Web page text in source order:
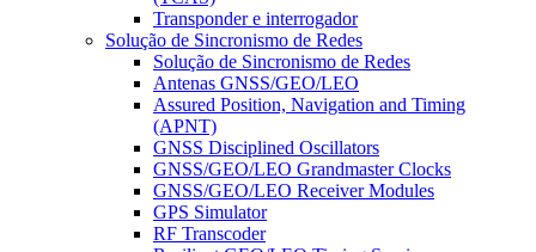
Transponder e interrogador
Solução de Sincronismo de Redes
Solução de Sincronismo de Redes
Antenas GNSS/GEO/LEO
Assured Position, Navigation and Timing
(APNT)
GNSS Disciplined Oscillators
GNSS/GEO/LEO Grandmaster Clocks
GNSS/GEO/LEO Receiver Modules
GPS Simulator
RF Transcoder